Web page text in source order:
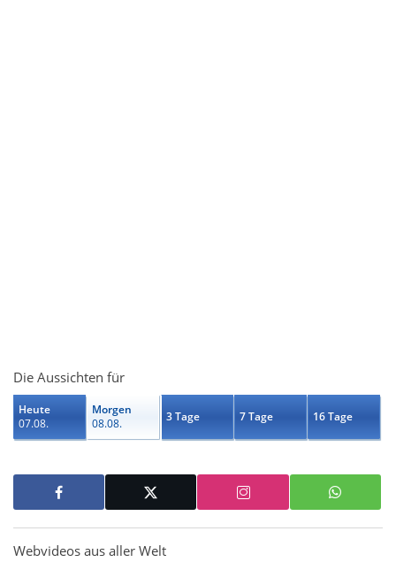
Die Aussichten für
Heute
07.08.
Morgen
08.08.
3 Tage 7 Tage 16 Tage
Webvideos aus aller Welt